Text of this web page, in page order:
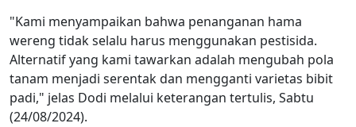
"Kami menyampaikan bahwa penanganan hama
wereng tidak selalu harus menggunakan pestisida.
Alternatif yang kami tawarkan adalah mengubah pola
tanam menjadi serentak dan mengganti varietas bibit
padi," jelas Dodi melalui keterangan tertulis, Sabtu
(24/08/2024).